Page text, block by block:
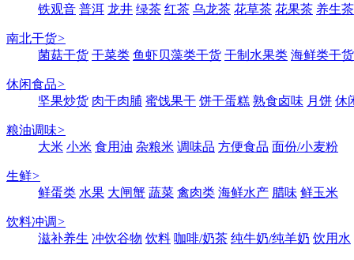
铁观音 普洱 龙井 绿茶 红茶 乌龙茶 花草茶 花果茶 养生茶
南北干货>
菌菇干货 干菜类 鱼虾贝藻类干货 干制水果类 海鲜类干货
休闲食品>
坚果炒货 肉干肉脯 蜜饯果干 饼干蛋糕 熟食卤味 月饼 休
粮油调味>
大米 小米 食用油 杂粮米 调味品 方便食品 面份/小麦粉
生鲜>
鲜蛋类 水果 大闸蟹 蔬菜 禽肉类 海鲜水产 腊味 鲜玉米
饮料冲调>
滋补养生 冲饮谷物 饮料 咖啡/奶茶 纯牛奶/纯羊奶 饮用水